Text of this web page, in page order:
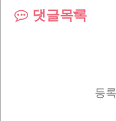
댓글목록
등